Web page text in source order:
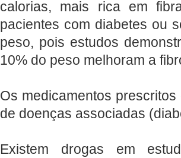
calorias, mais rica em
pacientes com diabetes ou
peso, pois estudos
10% do peso melhoram a
Os medicamentos
de doenças associadas
Existem drogas em